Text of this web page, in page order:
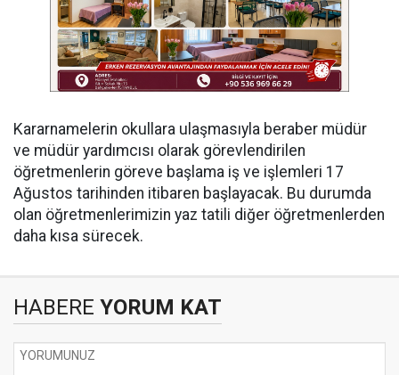
Kararnamelerin okullara ulaşmasıyla beraber müdür
ve müdür yardımcısı olarak görevlendirilen
öğretmenlerin göreve başlama iş ve işlemleri 17
Ağustos tarihinden itibaren başlayacak. Bu durumda
olan öğretmenlerimizin yaz tatili diğer öğretmenlerden
daha kısa sürecek.
HABERE YORUM KAT